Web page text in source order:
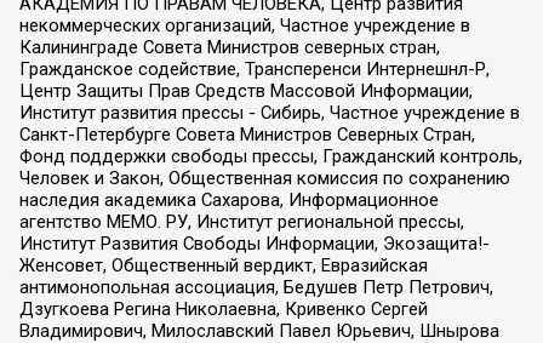
некоммерческих организаций, Частное учреждение в
Калининграде Совета Министров северных стран,
Гражданское содействие, Трансперенси Интернешнл-Р,
Центр Защиты Прав Средств Массовой Информации,
Институт развития прессы - Сибирь, Частное учреждение в
Санкт-Петербурге Совета Министров Северных Стран,
Фонд поддержки свободы прессы, Гражданский контроль,
Человек и Закон, Общественная комиссия по сохранению
наследия академика Сахарова, Информационное
агентство МЕМО. РУ, Институт региональной прессы,
Институт Развития Свободы Информации, Экозащита!-
Женсовет, Общественный вердикт, Евразийская
антимонопольная ассоциация, Бедушев Петр Петрович,
Дзугкоева Регина Николаевна, Кривенко Сергей
Владимирович, Милославский Павел Юрьевич, Шнырова